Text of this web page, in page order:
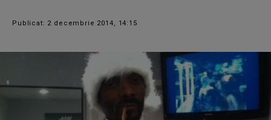
Publicat: 2 decembrie 2014, 14:15